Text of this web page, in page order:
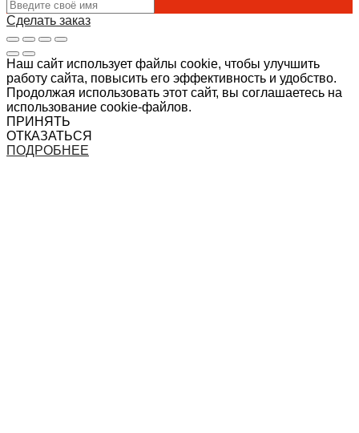
Сделать заказ
Наш сайт использует файлы cookie, чтобы улучшить
работу сайта, повысить его эффективность и удобство.
Продолжая использовать этот сайт, вы соглашаетесь на
использование cookie-файлов.
ПРИНЯТЬ
ОТКАЗАТЬСЯ
ПОДРОБНЕЕ